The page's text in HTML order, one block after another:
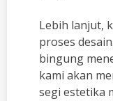
Lebih lanjut,
proses
bingung
kami akan
segi estetika